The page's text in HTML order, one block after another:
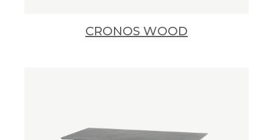
CRONOS WOOD